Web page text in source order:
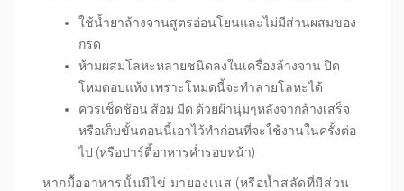
ใช้น้ำยาล้างจานสูตรอ่อนโยนและไม่มีส่วนผสมของ
กรด
ห้ามผสมโลหะหลายชนิดลงในเครื่องล้างจาน ปิด
โหมดอบแห้ง เพราะโหมดนี้จะทำลายโลหะได้
ควรเช็ดช้อน ส้อม มีด ด้วยผ้านุ่มๆหลังจากล้างเสร็จ
หรือเก็บขั้นตอนนี้เอาไว้ทำก่อนที่จะใช้งานในครั้งต่อ
ไป (หรือปาร์ตี้อาหารค่ำรอบหน้า)
หากมื้ออาหารนั้นมีไข่ มายองเนส (หรือน้ำสลัดที่มีส่วน